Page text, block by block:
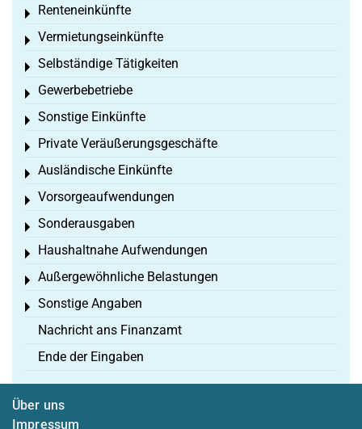
Renteneinkünfte
Toggle menu
Vermietungseinkünfte
Toggle menu
Selbständige Tätigkeiten
Toggle menu
Gewerbebetriebe
Toggle menu
Sonstige Einkünfte
Toggle menu
Private Veräußerungsgeschäfte
Toggle menu
Ausländische Einkünfte
Toggle menu
Vorsorgeaufwendungen
Toggle menu
Sonderausgaben
Toggle menu
Haushaltnahe Aufwendungen
Toggle menu
Außergewöhnliche Belastungen
Toggle menu
Sonstige Angaben
Toggle menu
Nachricht ans Finanzamt
Ende der Eingaben
Über uns
Impressum